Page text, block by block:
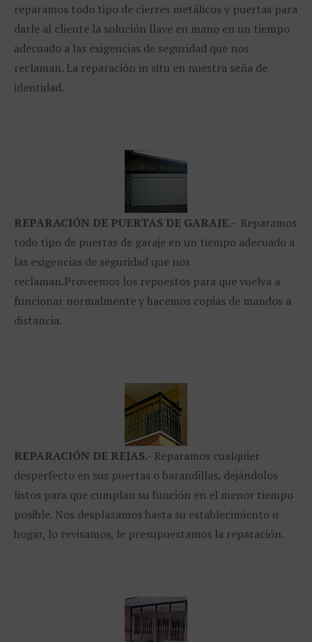
reparamos todo tipo de cierres metálicos y puertas para
darle al cliente la solución llave en mano en un tiempo
adecuado a las exigencias de seguridad que nos
reclaman. La reparación in situ en nuestra seña de
identidad.
REPARACIÓN DE PUERTAS DE GARAJE.- Reparamos
todo tipo de puertas de garaje en un tiempo adecuado a
las exigencias de seguridad que nos
reclaman.Proveemos los repuestos para que vuelva a
funcionar normalmente y hacemos copias de mandos a
distancia.
REPARACIÓN DE REJAS.- Reparamos cualquier
desperfecto en sus puertas o barandillas, dejándolos
listos para que cumplan su función en el menor tiempo
posible. Nos desplazamos hasta su establecimiento u
hogar, lo revisamos, le presupuestamos la reparación.